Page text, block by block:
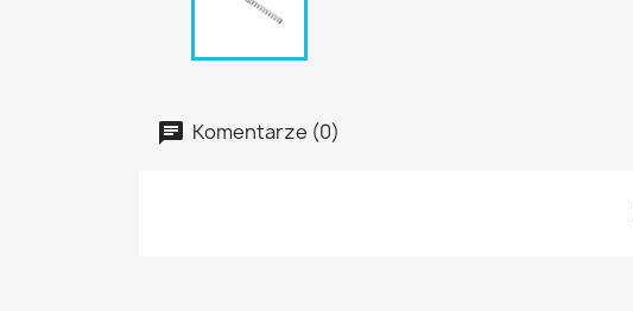
Komentarze (0)